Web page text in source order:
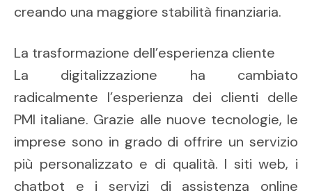
creando una maggiore stabilità finanziaria.
La trasformazione dell’esperienza cliente
La digitalizzazione ha cambiato
radicalmente l’esperienza dei clienti delle
PMI italiane. Grazie alle nuove tecnologie, le
imprese sono in grado di offrire un servizio
più personalizzato e di qualità. I siti web, i
chatbot e i servizi di assistenza online